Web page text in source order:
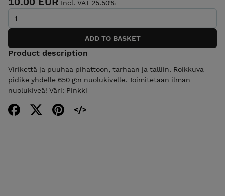
Incl. VAT 25.50%
Product description
Virikettä ja puuhaa pihattoon, tarhaan ja talliin. Roikkuva
pidike yhdelle 650 g:n nuolukivelle. Toimitetaan ilman
nuolukiveä! Väri: Pinkki